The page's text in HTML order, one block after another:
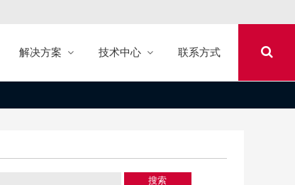
解决方案 技术中心 联系方式